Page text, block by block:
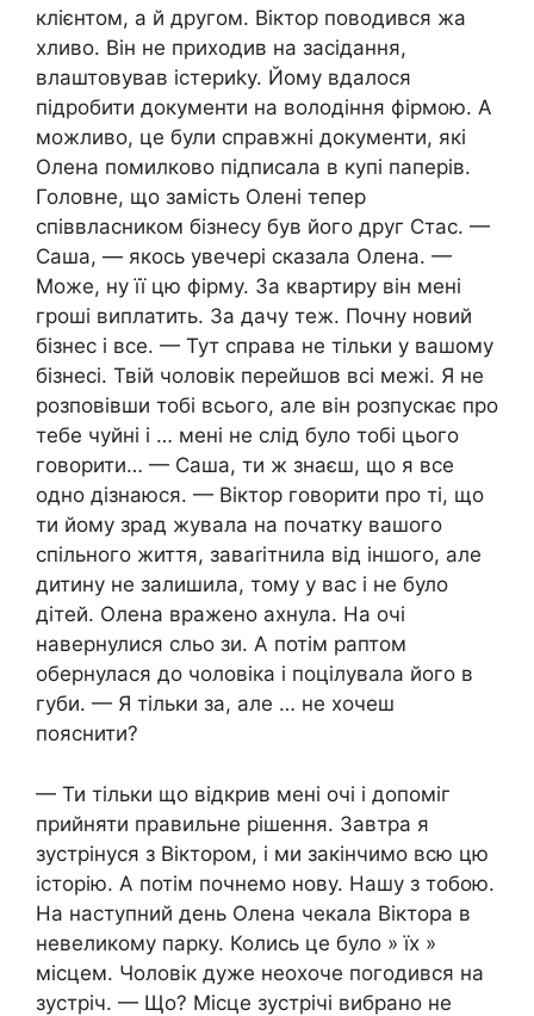
клієнтом, а й другом. Віктор поводився жа
хливо. Він не приходив на засідання,
влаштовував істериkу. Йому вдалося
підробити документи на володіння фірмою. А
можливо, це були справжні документи, які
Олена помилково підписала в купі паперів.
Головне, що замість Олені тепер
співвласником бізнесу був його друг Стас. —
Саша, — якось увечері сказала Олена. —
Може, ну її цю фірму. За квартиру він мені
гроші виплатить. За дачу теж. Почну новий
бізнес і все. — Тут справа не тільки у вашому
бізнесі. Твій чоловік перейшов всі межі. Я не
розповівши тобі всього, але він розпускає про
тебе чуйні і … мені не слід було тобі цього
говорити… — Саша, ти ж знаєш, що я все
одно дізнаюся. — Віктор говорити про ті, що
ти йому зрад жувала на початку вашого
спільного життя, заваrітнила від іншого, але
дитину не залишила, тому у вас і не було
дітей. Олена вражено ахнула. На очі
навернулися сльо зи. А потім раптом
обернулася до чоловіка і поцілувала його в
губи. — Я тільки за, але … не хочеш
пояснити?
— Ти тільки що відкрив мені очі і допоміг
прийняти правильне рішення. Завтра я
зустрінуся з Віктором, і ми закінчимо всю цю
історію. А потім почнемо нову. Нашу з тобою.
На наступний день Олена чекала Віктора в
невеликому парку. Колись це було » їх »
місцем. Чоловік дуже неохоче погодився на
зустріч. — Що? Місце зустрічі вибрано не